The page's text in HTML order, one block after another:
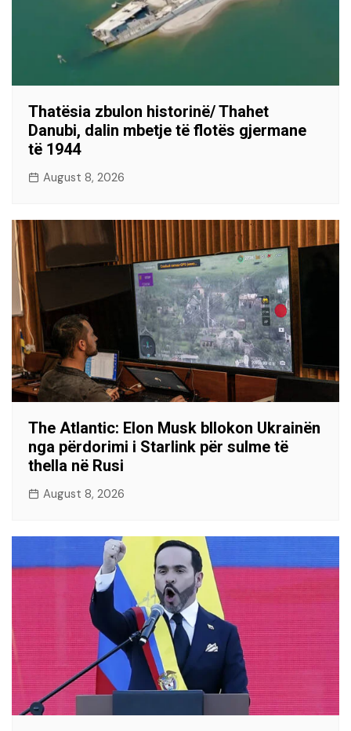
Thatësia zbulon historinë/ Thahet
Danubi, dalin mbetje të flotës gjermane
të 1944
August 8, 2026
The Atlantic: Elon Musk bllokon Ukrainën
nga përdorimi i Starlink për sulme të
thella në Rusi
August 8, 2026